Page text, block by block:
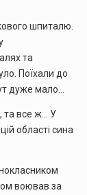
шпиталю.
та
Поїхали до
дуже мало…
та все ж… У
області сина
воював за